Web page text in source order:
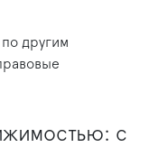
другим
с